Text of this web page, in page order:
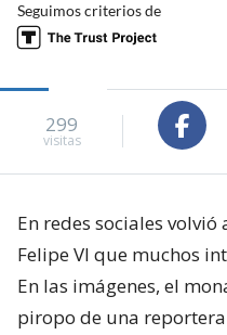
Seguimos criterios de
299
visitas
En redes sociales
Felipe VI que muchos
En las imágenes, el
piropo de una